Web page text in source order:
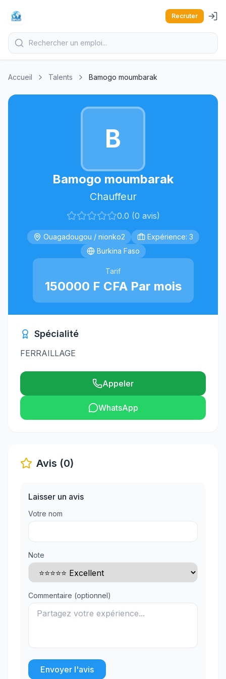
Recruter
Accueil Talents Bamogo moumbarak
B
Bamogo moumbarak
Chauffeur
0.0 (0 avis)
Ouagadougou / nionko2
Expérience: 3
Burkina Faso
Tarif
150000 F CFA Par mois
Spécialité
FERRAILLAGE
Appeler
WhatsApp
Avis (0)
Laisser un avis
Votre nom
Note
Commentaire (optionnel)
Envoyer l'avis